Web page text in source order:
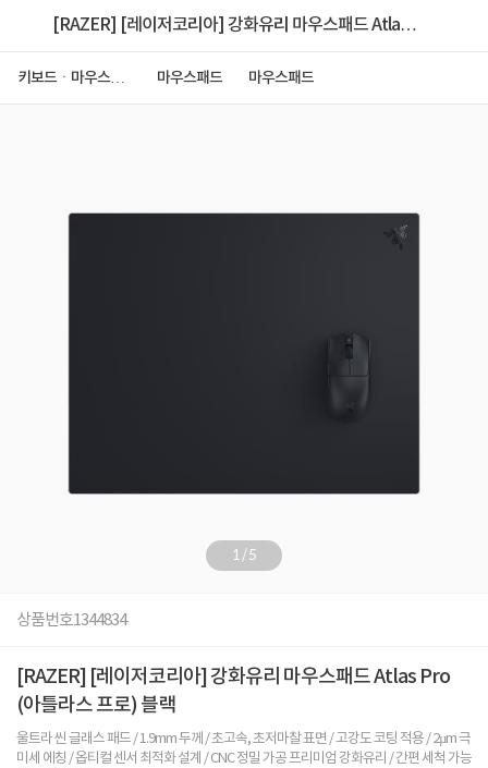
[RAZER] [레이저코리아] 강화유리 마우스패드 Atlas
키보드ㆍ마우스ㆍ
마우스패드 마우스패드
1/5
상품번호1344834
[RAZER] [레이저코리아] 강화유리 마우스패드 Atlas Pro
(아틀라스 프로) 블랙
울트라 씬 글래스 패드 / 1.9mm 두께 / 초고속, 초저마찰 표면 / 고강도 코팅 적용 / 2µm 극
미세 에칭 / 옵티컬 센서 최적화 설계 / CNC 정밀 가공 프리미엄 강화유리 / 간편 세척 가능